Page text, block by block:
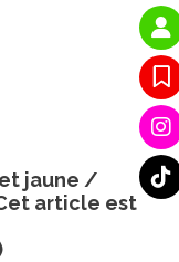
jaune /
article est